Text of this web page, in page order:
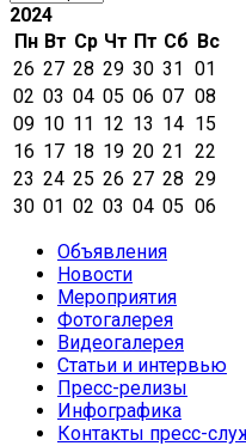
2024
Пн Вт Ср Чт Пт Сб Вс
26 27 28 29 30 31 01
02 03 04 05 06 07 08
09 10 11 12 13 14 15
16 17 18 19 20 21 22
23 24 25 26 27 28 29
30 01 02 03 04 05 06
Объявления
Новости
Мероприятия
Фотогалерея
Видеогалерея
Статьи и интервью
Пресс-релизы
Инфографика
Контакты пресс-